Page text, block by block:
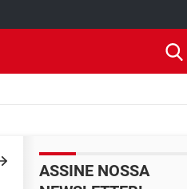
ASSINE NOSSA